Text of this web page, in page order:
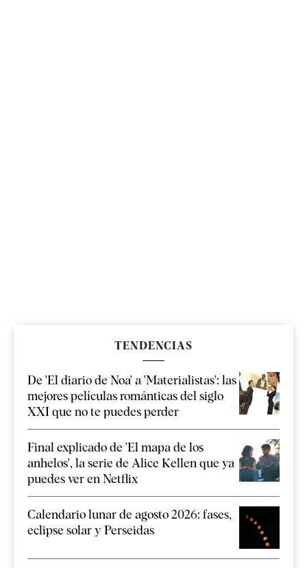
TENDENCIAS
De 'El diario de Noa' a 'Materialistas': las
mejores películas románticas del siglo
XXI que no te puedes perder
Final explicado de 'El mapa de los
anhelos', la serie de Alice Kellen que ya
puedes ver en Netflix
Calendario lunar de agosto 2026: fases,
eclipse solar y Perseidas